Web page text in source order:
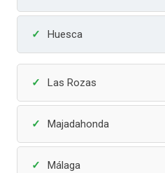
Huesca
Las Rozas
Majadahonda
Málaga